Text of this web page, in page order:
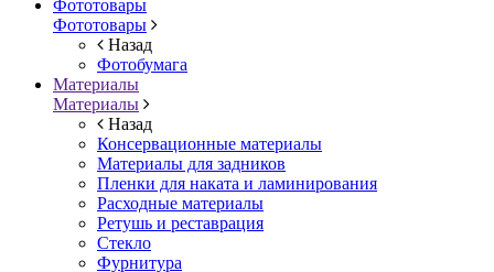
Фототовары
Фототовары
Назад
Фотобумага
Материалы
Материалы
Назад
Консервационные материалы
Материалы для задников
Пленки для наката и ламинирования
Расходные материалы
Ретушь и реставрация
Стекло
Фурнитура